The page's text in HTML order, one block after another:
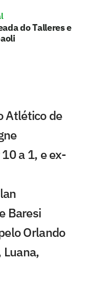
do Talleres e
Atlético de
a 1, e ex-
Baresi
Orlando
Luana,